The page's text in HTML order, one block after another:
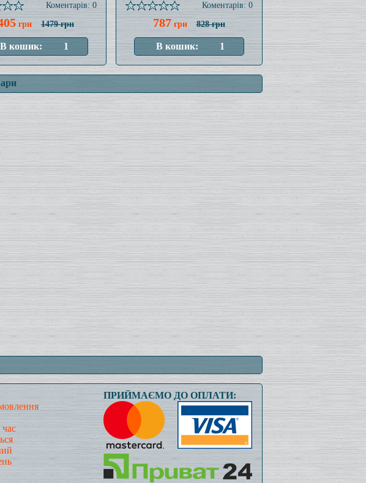
Коментарів: 0
грн 1479 грн
Коментарів: 0
787 грн 828 грн
ПРИЙМАЄМО ДО ОПЛАТИ: